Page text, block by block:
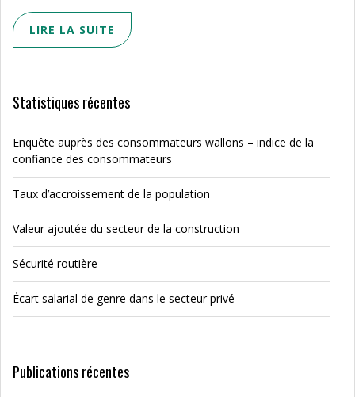
LIRE LA SUITE
Statistiques récentes
Enquête auprès des consommateurs wallons – indice de la
confiance des consommateurs
Taux d’accroissement de la population
Valeur ajoutée du secteur de la construction
Sécurité routière
Écart salarial de genre dans le secteur privé
Publications récentes